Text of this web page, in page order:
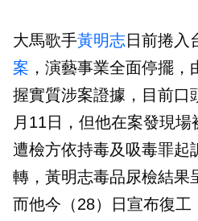
大馬歌手黃明志日前捲入
案 ，演藝事業全面停擺
握實質涉案證據，目前口
月11日，但他在案發現場
遭檢方依持毒及吸毒罪起
轉，黃明志毒品尿檢結果
而他今（28）日宣布復工